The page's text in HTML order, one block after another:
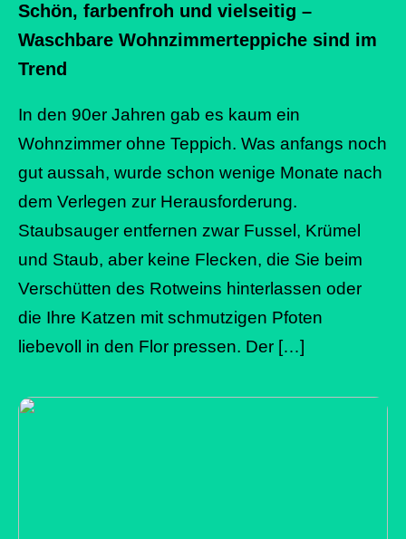
Schön, farbenfroh und vielseitig –
Waschbare Wohnzimmerteppiche sind im
Trend
In den 90er Jahren gab es kaum ein
Wohnzimmer ohne Teppich. Was anfangs noch
gut aussah, wurde schon wenige Monate nach
dem Verlegen zur Herausforderung.
Staubsauger entfernen zwar Fussel, Krümel
und Staub, aber keine Flecken, die Sie beim
Verschütten des Rotweins hinterlassen oder
die Ihre Katzen mit schmutzigen Pfoten
liebevoll in den Flor pressen. Der […]